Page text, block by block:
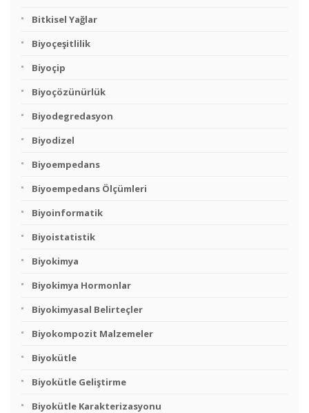
Bitkisel Yağlar
Biyoçeşitlilik
Biyoçip
Biyoçözünürlük
Biyodegredasyon
Biyodizel
Biyoempedans
Biyoempedans Ölçümleri
Biyoinformatik
Biyoistatistik
Biyokimya
Biyokimya Hormonlar
Biyokimyasal Belirteçler
Biyokompozit Malzemeler
Biyokütle
Biyokütle Geliştirme
Biyokütle Karakterizasyonu